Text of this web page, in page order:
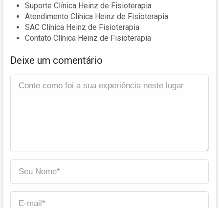
Suporte Clínica Heinz de Fisioterapia
Atendimento Clínica Heinz de Fisioterapia
SAC Clínica Heinz de Fisioterapia
Contato Clínica Heinz de Fisioterapia
Deixe um comentário